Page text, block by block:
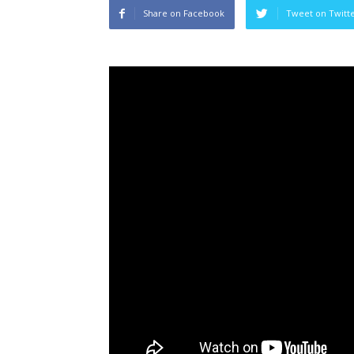
Share on Facebook Tweet on